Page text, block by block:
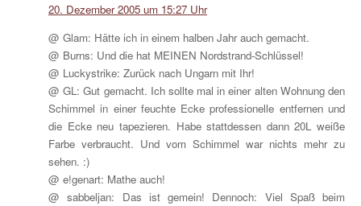
20. Dezember 2005 um 15:27 Uhr
@ Glam: Hätte ich in einem halben Jahr auch gemacht.
@ Burns: Und die hat MEINEN Nordstrand-Schlüssel!
@ Luckystrike: Zurück nach Ungarn mit Ihr!
@ GL: Gut gemacht. Ich sollte mal in einer alten Wohnung den
Schimmel in einer feuchte Ecke professionelle entfernen und
die Ecke neu tapezieren. Habe stattdessen dann 20L weiße
Farbe verbraucht. Und vom Schimmel war nichts mehr zu
sehen. :)
@ e!genart: Mathe auch!
@ sabbeljan: Das ist gemein! Dennoch: Viel Spaß beim